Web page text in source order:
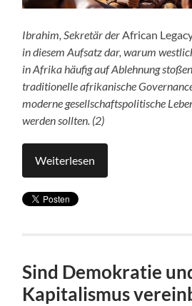
Ibrahim, Sekretär derAfrican
in diesem Aufsatz dar, warum
in Afrika häufig auf Ablehnung
traditionelle afrikanische
moderne gesellschaftspolitische
werden sollten. (2)
Weiterlesen
Sind Demokratie
Kapitalismus